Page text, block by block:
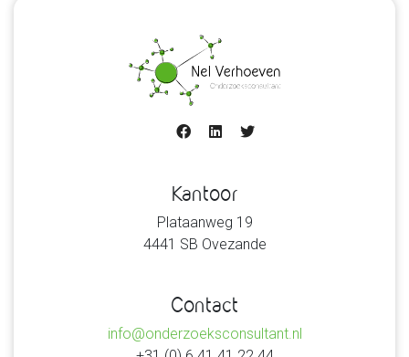
Kantoor
Plataanweg 19
4441 SB Ovezande
Contact
info@onderzoeksconsultant.nl